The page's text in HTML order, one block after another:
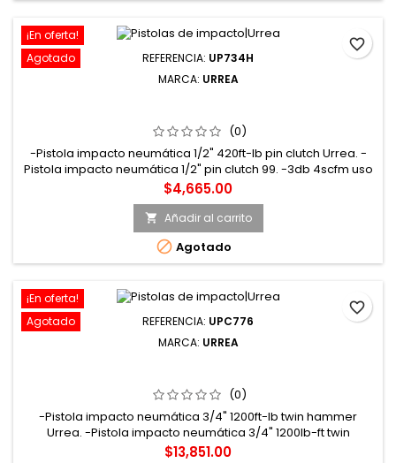
¡En oferta!
Agotado
REFERENCIA: UP734H
MARCA: URREA
(0)
-Pistola impacto neumática 1/2" 420ft-lb pin clutch Urrea. -
Pistola impacto neumática 1/2" pin clutch 99. -3db 4scfm uso
pesado. -Marca Urrea
Precio
$4,665.00
 Añadir al carrito
 Agotado
favorite_border
¡En oferta!
Agotado
REFERENCIA: UPC776
MARCA: URREA
URREA
(0)
-Pistola impacto neumática 3/4" 1200ft-lb twin hammer
Urrea. -Pistola impacto neumática 3/4" 1200lb-ft twin
hammer composite 9. -3db 6. -9scfm
Precio
$13,851.00
favorite_border